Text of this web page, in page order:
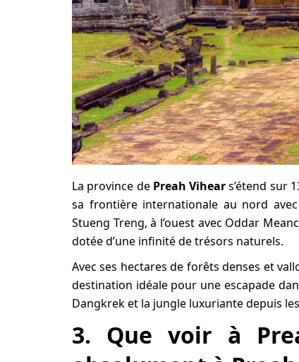
La province de Preah Vihears’étend sur
sa frontière internationale au nord
Stueng Treng, à l’ouest avec Oddar
dotée d’une infinité de trésors naturels.
Avec ses hectares de forêts denses et
destination idéale pour une escapade
Dangkrek et la jungle luxuriante depuis
3. Que voir à